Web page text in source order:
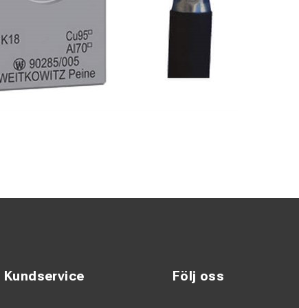
Följ oss
Kundservice